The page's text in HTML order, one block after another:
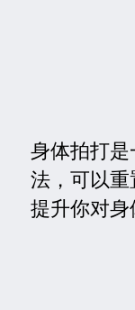
身体拍打
法，可以
提升你对身